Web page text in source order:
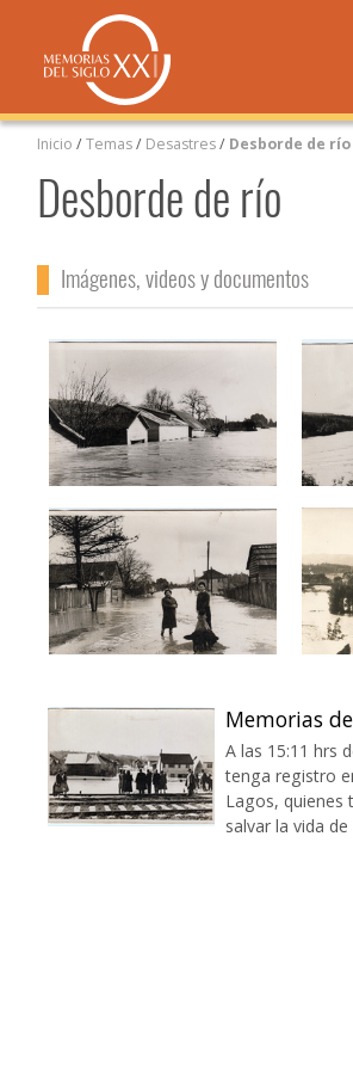
Inicio /Temas/ Desastres/ Desborde de río
Desborde de río
Imágenes, videos y documentos
Memorias
A las 15:11 hrs
tenga registro
Lagos, quienes
salvar la vida